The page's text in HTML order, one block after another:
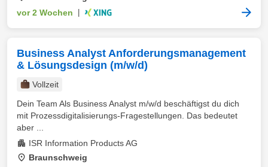
vor 2 Wochen
Business Analyst Anforderungsmanagement
& Lösungsdesign (m/w/d)
Vollzeit
Dein Team Als Business Analyst m/w/d beschäftigst du dich
mit Prozessdigitalisierungs-Fragestellungen. Das bedeutet
aber ...
ISR Information Products AG
Braunschweig